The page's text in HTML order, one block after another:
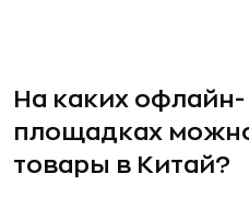
На каких
площадках
товары в Китай?